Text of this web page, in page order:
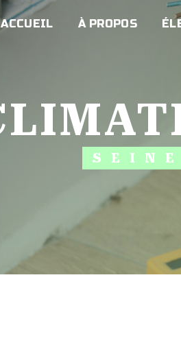
ACCUEIL À PROPOS